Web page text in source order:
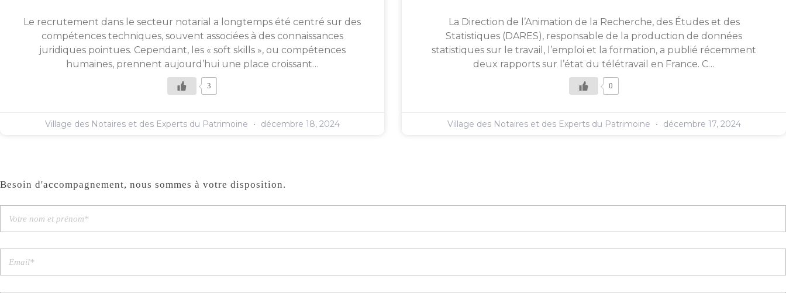
Le recrutement dans le secteur notarial a longtemps été centré sur des
compétences techniques, souvent associées à des connaissances
juridiques pointues. Cependant, les « soft skills », ou compétences
humaines, prennent aujourd’hui une place croissant…
3
Village des Notaires et des Experts du Patrimoine décembre 18, 2024
La Direction de l’Animation de la Recherche, des Études et des
Statistiques (DARES), responsable de la production de données
statistiques sur le travail, l’emploi et la formation, a publié récemment
deux rapports sur l’état du télétravail en France. C…
0
Village des Notaires et des Experts du Patrimoine décembre 17, 2024
Besoin d'accompagnement, nous sommes à votre disposition.